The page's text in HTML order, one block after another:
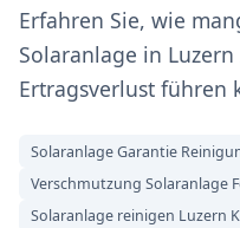
Erfahren Sie, wie
Solaranlage in
Ertragsverlust führen
Solaranlage Garantie
Verschmutzung Solaranlage
Solaranlage reinigen Luzern